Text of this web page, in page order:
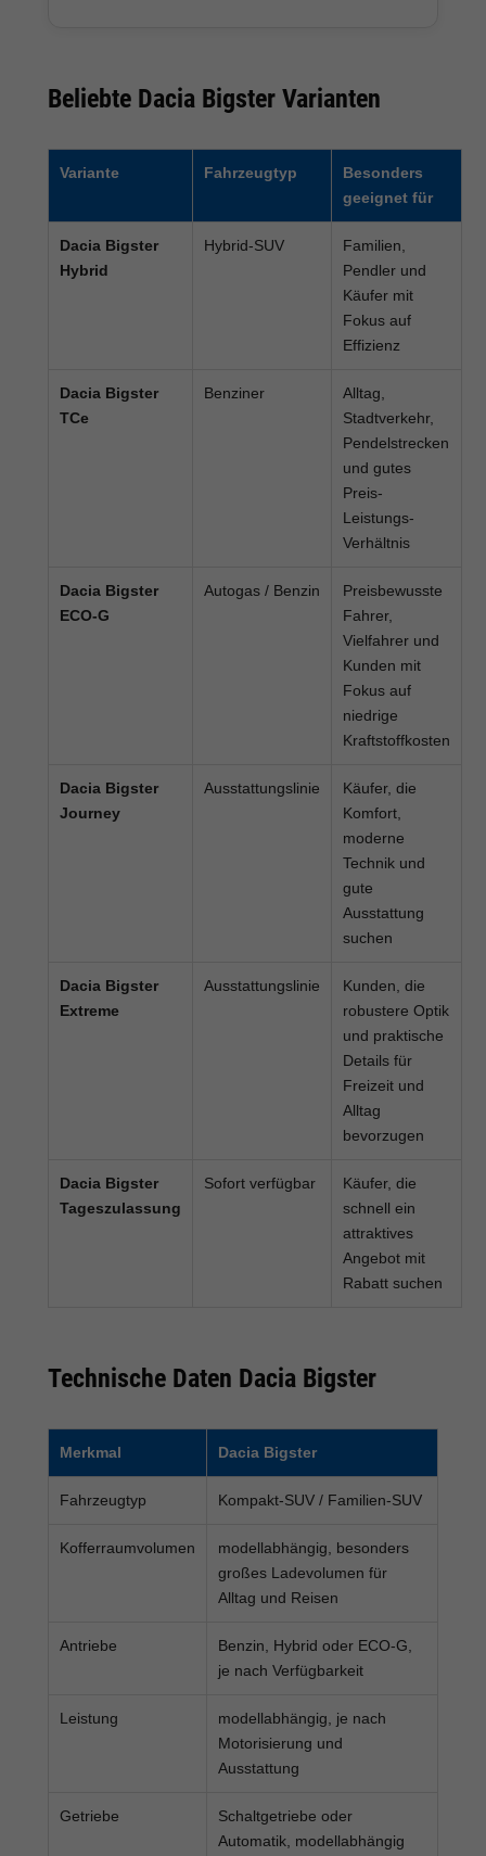
Beliebte Dacia Bigster Varianten
Variante Fahrzeugtyp
Besonders
geeignet für
Dacia Bigster
Hybrid
Hybrid-SUV
Familien,
Pendler und
Käufer mit
Fokus auf
Effizienz
Dacia Bigster
TCe
Benziner
Alltag,
Stadtverkehr,
Pendelstrecken
und gutes
Preis-
Leistungs-
Verhältnis
Dacia Bigster
ECO-G
Autogas / Benzin
Preisbewusste
Fahrer,
Vielfahrer und
Kunden mit
Fokus auf
niedrige
Kraftstoffkosten
Dacia Bigster
Journey
Ausstattungslinie
Käufer, die
Komfort,
moderne
Technik und
gute
Ausstattung
suchen
Dacia Bigster
Extreme
Ausstattungslinie
Kunden, die
robustere Optik
und praktische
Details für
Freizeit und
Alltag
bevorzugen
Dacia Bigster
Tageszulassung
Sofort verfügbar
Käufer, die
schnell ein
attraktives
Angebot mit
Rabatt suchen
Technische Daten Dacia Bigster
Merkmal Dacia Bigster
Fahrzeugtyp Kompakt-SUV / Familien-SUV
Kofferraumvolumen
modellabhängig, besonders
großes Ladevolumen für
Alltag und Reisen
Antriebe
Benzin, Hybrid oder ECO-G,
je nach Verfügbarkeit
Leistung
modellabhängig, je nach
Motorisierung und
Ausstattung
Getriebe
Schaltgetriebe oder
Automatik, modellabhängig